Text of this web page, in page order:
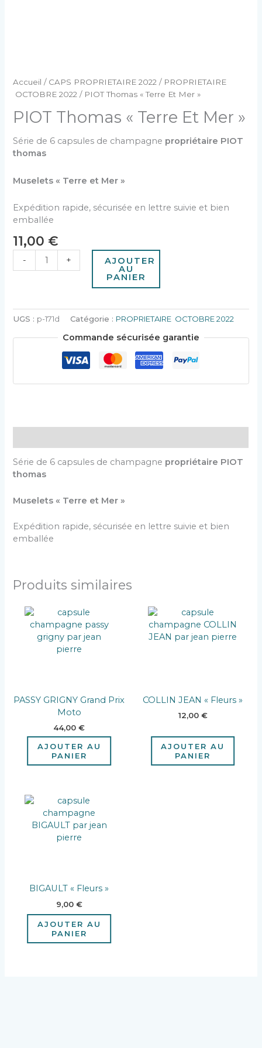
Accueil / CAPS PROPRIETAIRE 2022 / PROPRIETAIRE
OCTOBRE 2022 / PIOT Thomas « Terre Et Mer »
PIOT Thomas « Terre Et Mer »
Série de 6 capsules de champagne propriétaire PIOT
thomas
Muselets « Terre et Mer »
Expédition rapide, sécurisée en lettre suivie et bien
emballée
11,00 €
- + AJOUTER
AU
PANIER
UGS : p-171d Catégorie : PROPRIETAIRE OCTOBRE 2022
Commande sécurisée garantie
Série de 6 capsules de champagne propriétaire PIOT
thomas
Muselets « Terre et Mer »
Expédition rapide, sécurisée en lettre suivie et bien
emballée
Produits similaires
PASSY GRIGNY Grand Prix
Moto
44,00€
AJOUTER AU
PANIER
COLLIN JEAN « Fleurs »
12,00 €
AJOUTER AU
PANIER
BIGAULT « Fleurs »
9,00 €
AJOUTER AU
PANIER